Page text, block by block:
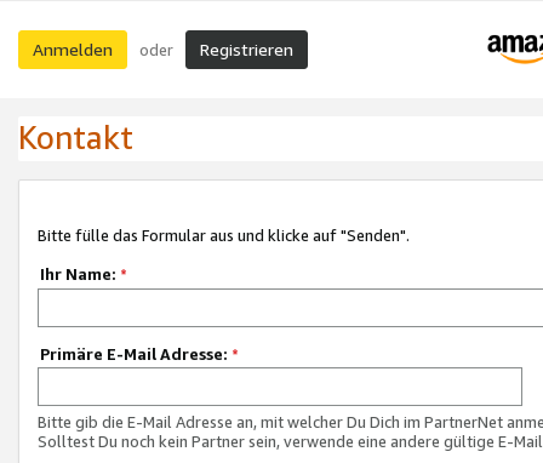
Anmelden oder Registrieren
Kontakt
Bitte fülle das Formular aus und klicke auf "Senden".
Ihr Name: *
Primäre E-Mail Adresse: *
Bitte gib die E-Mail Adresse an, mit welcher Du Dich im PartnerNet
Solltest Du noch kein Partner sein, verwende eine andere gültige E-